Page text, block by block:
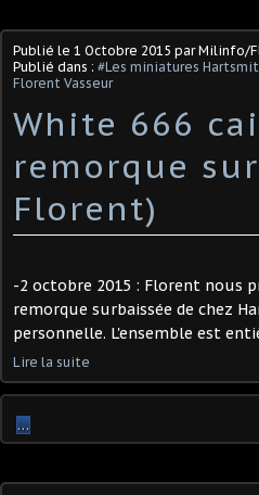
Publié le 1 Octobre 2015 par Milinfo/
Publié dans : #Les miniatures
Florent Vasseur
White 666
remorque
Florent)
-2 octobre 2015 : Florent nous
remorque surbaissée de chez
personnelle. L'ensemble est
Lire la suite
…